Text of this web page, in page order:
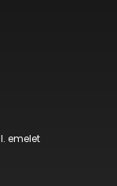
emelet